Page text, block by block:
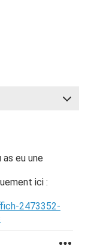
eu une
ici :
2473352-